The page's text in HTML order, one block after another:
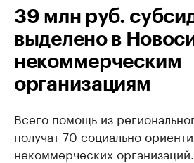
39 млн руб.
выделено в
некоммерческим
организациям
Всего помощь из
получат 70 социально
некоммерческих организаций.